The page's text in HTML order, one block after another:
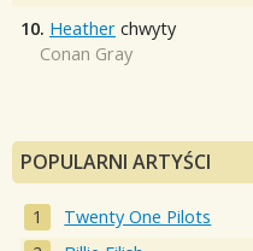
10. Heather chwyty
Conan Gray
POPULARNI ARTYŚCI
Twenty One Pilots